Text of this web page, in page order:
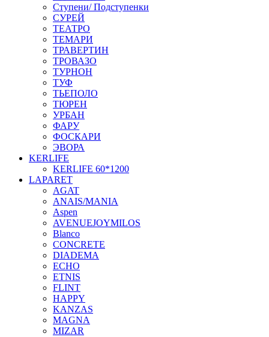
Ступени/ Подступенки
СУРЕЙ
ТЕАТРО
ТЕМАРИ
ТРАВЕРТИН
ТРОВАЗО
ТУРНОН
ТУФ
ТЬЕПОЛО
ТЮРЕН
УРБАН
ФАРУ
ФОСКАРИ
ЭВОРА
KERLIFE
KERLIFE 60*1200
LAPARET
AGAT
ANAIS/MANIA
Aspen
AVENUEJOYMILOS
Blanco
CONCRETE
DIADEMA
ECHO
ETNIS
FLINT
HAPPY
KANZAS
MAGNA
MIZAR